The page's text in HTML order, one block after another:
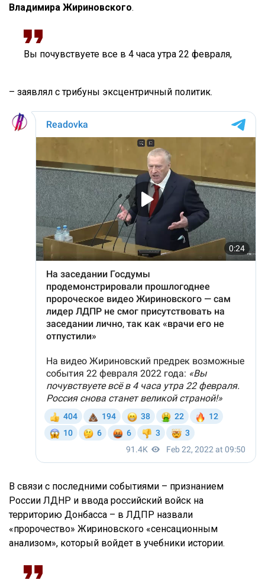
Владимира Жириновского.
Вы почувствуете все в 4 часа утра 22 февраля,
– заявлял с трибуны эксцентричный политик.
В связи с последними событиями – признанием
России ЛДНР и ввода российский войск на
территорию Донбасса – в ЛДПР назвали
«пророчество» Жириновского «сенсационным
анализом», который войдет в учебники истории.